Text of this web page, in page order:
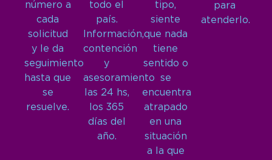
número a
cada
solicitud
y le da
seguimiento
hasta que
se
resuelve.
todo el
país.
Información,
contención
y
asesoramiento
las 24 hs,
los 365
días del
año.
tipo,
siente
que nada
tiene
sentido o
se
encuentra
atrapado
en una
situación
a la que
para
atenderlo.